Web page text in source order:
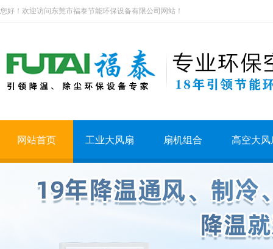
您好！欢迎访问东莞市福泰节能环保设备有限公司网站！
网站首页 工业大风扇 扇机组合 高空大风